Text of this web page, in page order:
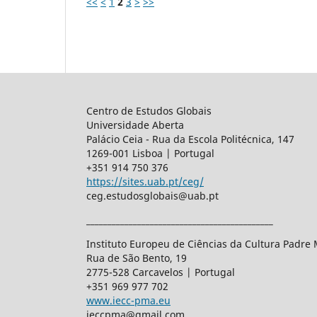
Centro de Estudos Globais
Universidade Aberta
Palácio Ceia - Rua da Escola Politécnica, 147
1269-001 Lisboa | Portugal
+351 914 750 376
https://sites.uab.pt/ceg/
ceg.estudosglobais@uab.pt
Instituto Europeu de Ciências da Cultura Padre
Rua de São Bento, 19
2775-528 Carcavelos | Portugal
+351 969 977 702
www.iecc-pma.eu